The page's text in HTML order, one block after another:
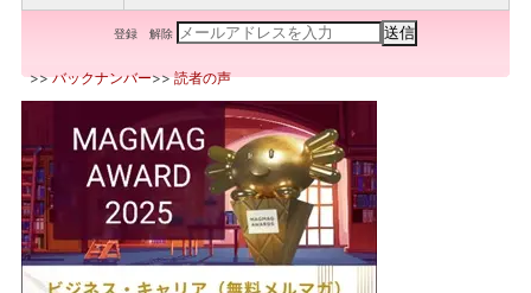
登録 解除
>>バックナンバー>>読者の声